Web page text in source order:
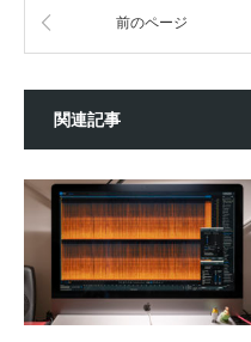
前のページ
関連記事